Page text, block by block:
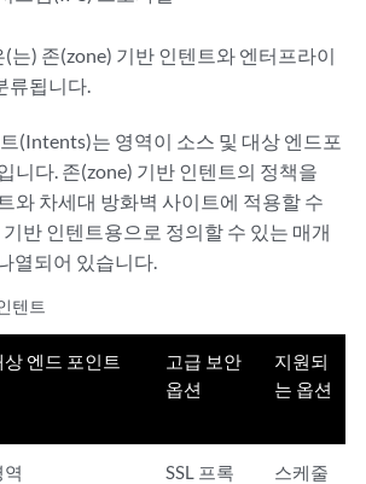
는) 존(zone) 기반 인텐트와 엔터프라이
류됩니다.
(Intents)는 영역이 소스 및 대상 엔드포
니다. 존(zone) 기반 인텐트의 정책을
와 차세대 방화벽 사이트에 적용할 수
반 인텐트용으로 정의할 수 있는 매개
열되어 있습니다.
텐트
상 엔드 포인트
고급 보안
옵션
지원되
는 옵션
역
SSL 프록
스케줄